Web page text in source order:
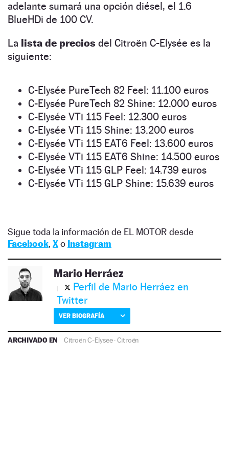
adelante sumará una opción diésel, el 1.6
BlueHDi de 100 CV.
La lista de precios del Citroën C-Elysée es la
siguiente:
C-Elysée PureTech 82 Feel: 11.100 euros
C-Elysée PureTech 82 Shine: 12.000 euros
C-Elysée VTi 115 Feel: 12.300 euros
C-Elysée VTi 115 Shine: 13.200 euros
C-Elysée VTi 115 EAT6 Feel: 13.600 euros
C-Elysée VTi 115 EAT6 Shine: 14.500 euros
C-Elysée VTi 115 GLP Feel: 14.739 euros
C-Elysée VTi 115 GLP Shine: 15.639 euros
Sigue toda la información de EL MOTOR desde
Facebook, Xo Instagram
Mario Herráez
Perfil de Mario Herráez en
Twitter
VER BIOGRAFÍA
ARCHIVADO EN Citroën C-Elysee·Citroën